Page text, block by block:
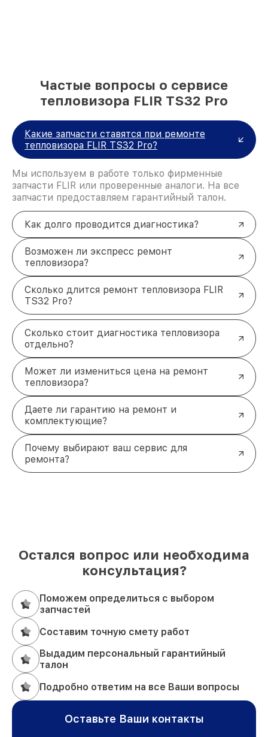
Частые вопросы о сервисе
тепловизора FLIR TS32 Pro
Какие запчасти ставятся при ремонте
тепловизора FLIR TS32 Pro?
Мы используем в работе только фирменные
запчасти FLIR или проверенные аналоги. На все
запчасти предоставляем гарантийный талон.
Как долго проводится диагностика?
Возможен ли экспресс ремонт
тепловизора?
Сколько длится ремонт тепловизора FLIR
TS32 Pro?
Сколько стоит диагностика тепловизора
отдельно?
Может ли измениться цена на ремонт
тепловизора?
Даете ли гарантию на ремонт и
комплектующие?
Почему выбирают ваш сервис для
ремонта?
Остался вопрос или необходима
консультация?
Поможем определиться с выбором
запчастей
Составим точную смету работ
Выдадим персональный гарантийный
талон
Подробно ответим на все Ваши вопросы
Оставьте Ваши контакты